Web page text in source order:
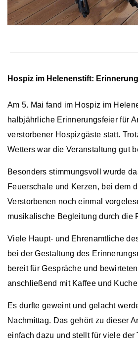
Hospiz im Helenenstift:
Am 5. Mai fand im Hospiz im
halbjährliche Erinnerungsfeier für
verstorbener Hospizgäste statt.
Wetters war die Veranstaltung gut
Besonders stimmungsvoll wurde
Feuerschale und Kerzen, bei dem
Verstorbenen noch einmal
musikalische Begleitung durch die
Viele Haupt- und Ehrenamtliche
bei der Gestaltung des
bereit für Gespräche und
anschließend mit Kaffee und
Es durfte geweint und gelacht
Nachmittag. Das gehört zu dieser
einfach dazu und stellt für viele der